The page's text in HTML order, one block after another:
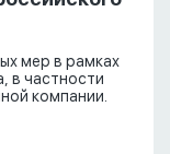
мер в рамках
в частности
компании.